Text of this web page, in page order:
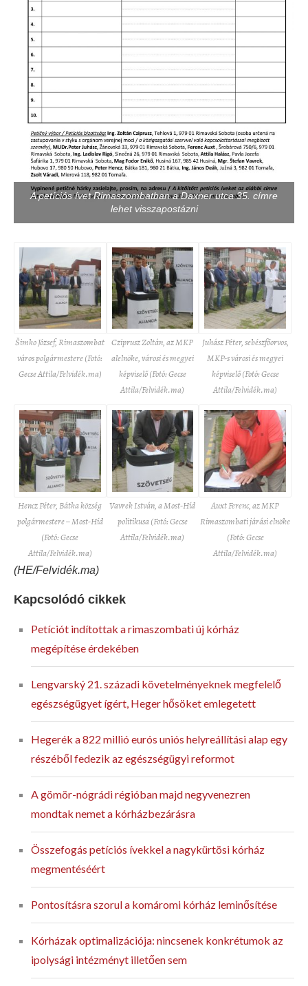
A petíciós ívet Rimaszombatban a Daxner utca 35. címre
lehet visszapostázni
Šimko József, Rimaszombat
város polgármestere (Fotó:
Gecse Attila/Felvidék.ma)
Cziprusz Zoltán, az MKP
alelnöke, városi és megyei
képviselő (Fotó: Gecse
Attila/Felvidék.ma)
Juhász Péter, sebészfőorvos,
MKP-s városi és megyei
képviselő (Fotó: Gecse
Attila/Felvidék.ma)
Hencz Péter, Bátka község
polgármestere – Most-Híd
(Fotó: Gecse
Attila/Felvidék.ma)
Vavrek István, a Most-Híd
politikusa (Fotó: Gecse
Attila/Felvidék.ma)
Auxt Ferenc, az MKP
Rimaszombati járási elnöke
(Fotó: Gecse
Attila/Felvidék.ma)
(HE/Felvidék.ma)
Kapcsolódó cikkek
Petíciót indítottak a rimaszombati új kórház
megépítése érdekében
Lengvarský 21. századi követelményeknek megfelelő
egészségügyet ígért, Heger hősöket emlegetett
Hegerék a 822 millió eurós uniós helyreállítási alap egy
részéből fedezik az egészségügyi reformot
A gömör-nógrádi régióban majd negyvenezren
mondtak nemet a kórházbezárásra
Összefogás petíciós ívekkel a nagykürtösi kórház
megmentéséért
Pontosításra szorul a komáromi kórház leminősítése
Kórházak optimalizációja: nincsenek konkrétumok az
ipolysági intézményt illetően sem